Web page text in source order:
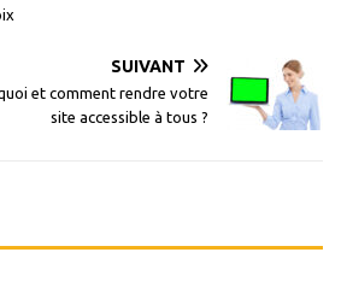
SUIVANT
et comment rendre votre
site accessible à tous ?